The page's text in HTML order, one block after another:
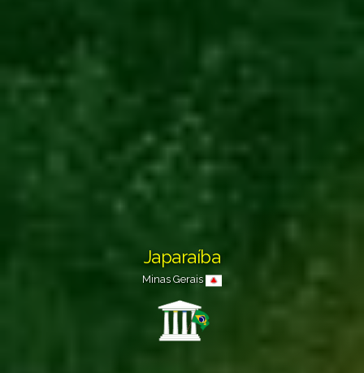
Japaraíba
Minas Gerais